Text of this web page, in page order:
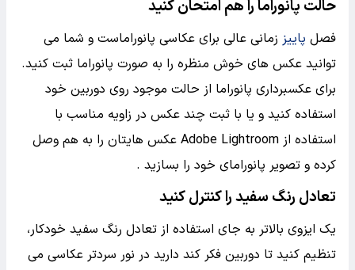
حالت پانوراما را هم امتحان کنید
فصل پاییز زمانی عالی برای عکاسی پانوراماست و شما می
توانید عکس های خوش منظره را به صورت پانوراما ثبت کنید.
برای عکسبرداری پانوراما از حالت موجود روی دوربین خود
استفاده کنید و یا با ثبت چند عکس در زاویه مناسب با
استفاده از Adobe Lightroom عکس هایتان را به هم وصل
کرده و تصویر پانورامای خود را بسازید .
تعادل رنگ سفید را کنترل کنید
یک ایزوی بالاتر به جای استفاده از تعادل رنگ سفید خودکار،
تنظیم کنید تا دوربین فکر کند دارید در نور سردتر عکاسی می